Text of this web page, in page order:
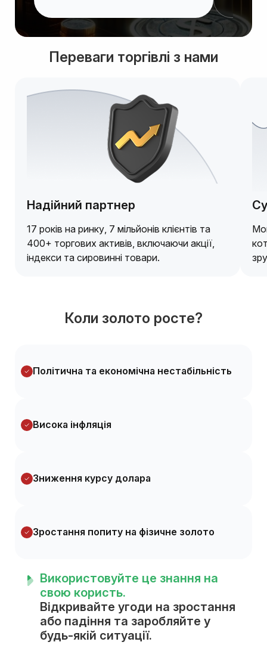
Переваги торгівлі з нами
Надійний партнер
17 років на ринку, 7 мільйонів клієнтів та
400+ торгових активів, включаючи акції,
індекси та сировинні товари.
Коли золото росте?
Політична та економічна нестабільність
Висока інфляція
Зниження курсу долара
Зростання попиту на фізичне золото
Використовуйте це знання на
свою користь.
Відкривайте угоди на зростання
або падіння та заробляйте у
будь-якій ситуації.